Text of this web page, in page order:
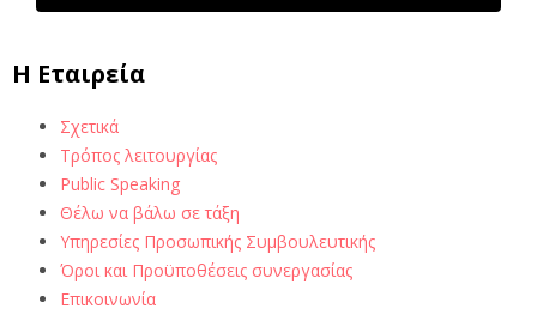
H Εταιρεία
Σχετικά
Τρόπος λειτουργίας
Public Speaking
Θέλω να βάλω σε τάξη
Υπηρεσίες Προσωπικής Συμβουλευτικής
Όροι και Προϋποθέσεις συνεργασίας
Επικοινωνία